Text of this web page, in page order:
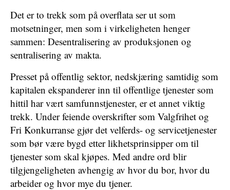
Det er to trekk som på overflata ser ut som
motsetninger, men som i virkeligheten henger
sammen: Desentralisering av produksjonen og
sentralisering av makta.
Presset på offentlig sektor, nedskjæring samtidig som
kapitalen ekspanderer inn til offentlige tjenester som
hittil har vært samfunnstjenester, er et annet viktig
trekk. Under feiende overskrifter som Valgfrihet og
Fri Konkurranse gjør det velferds- og servicetjenester
som bør være bygd etter likhetsprinsipper om til
tjenester som skal kjøpes. Med andre ord blir
tilgjengeligheten avhengig av hvor du bor, hvor du
arbeider og hvor mye du tjener.